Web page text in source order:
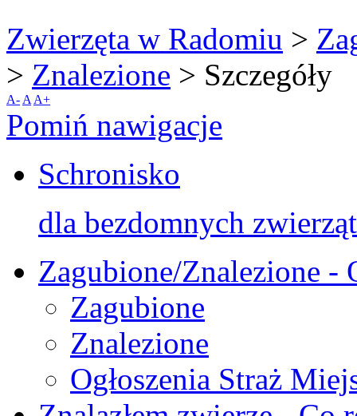
Zwierzęta w Radomiu >
> Znalezione > Szczegóły
A- A A+
Pomiń nawigacje
Schronisko
dla bezdomnych zwierząt
Zagubione/Znalezione -
Zagubione
Znalezione
Ogłoszenia Straż